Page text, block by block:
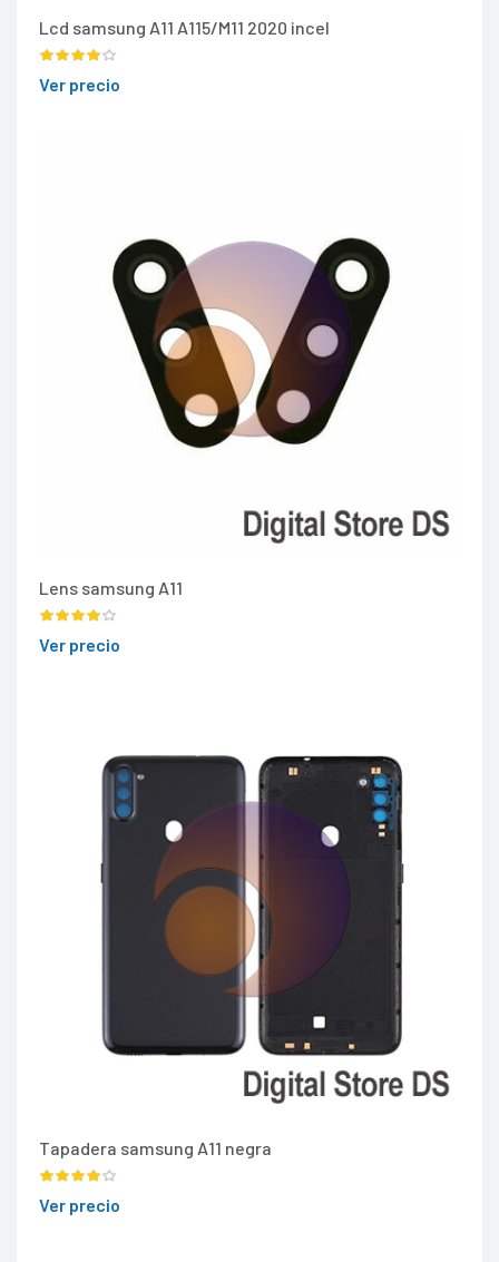
Lcd samsung A11 A115/M11 2020 incel
Ver precio
Lens samsung A11
Ver precio
Tapadera samsung A11 negra
Ver precio